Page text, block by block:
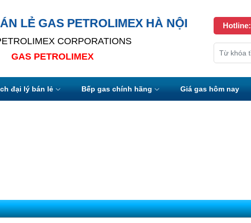
LẺ GAS PETROLIMEX HÀ NỘI
CORPORATIONS
GAS PETROLIMEX
Hotline:
đại lý bán lẻ Bếp gas chính hãng Giá gas hôm nay